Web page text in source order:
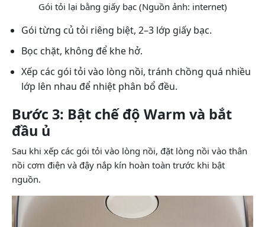
Gói tỏi lại bằng giấy bạc (Nguồn ảnh: internet)
Gói từng củ tỏi riêng biệt, 2–3 lớp giấy bạc.
Bọc chặt, không để khe hở.
Xếp các gói tỏi vào lòng nồi, tránh chồng quá nhiều
lớp lên nhau để nhiệt phân bổ đều.
Bước 3: Bật chế độ Warm và bắt
đầu ủ
Sau khi xếp các gói tỏi vào lòng nồi, đặt lòng nồi vào thân
nồi cơm điện và đậy nắp kín hoàn toàn trước khi bật
nguồn.